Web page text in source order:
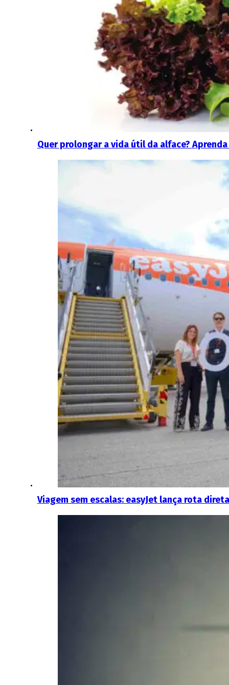
Quer prolongar a vida útil da alface?
Viagem sem escalas: easyJet lança rota